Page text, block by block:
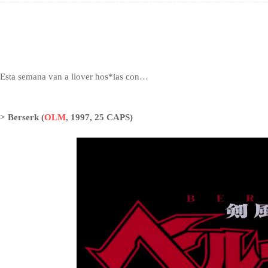
Esta semana van a llover hos*ias con…
> Berserk (OLM, 1997, 25 CAPS)